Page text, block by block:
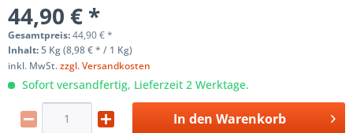
44,90 € *
Gesamtpreis:44,90€*
Inhalt:5 Kg (8,98 € * / 1 Kg)
inkl. MwSt.zzgl. Versandkosten
Sofort versandfertig, Lieferzeit 2 Werktage.
In den Warenkorb